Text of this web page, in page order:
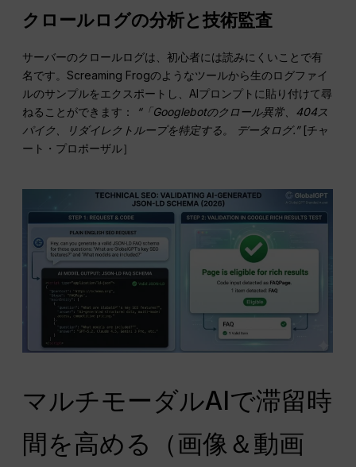
クロールログの分析と技術監査
サーバーのクロールログは、初心者には読みにくいことで有
名です。Screaming Frogのようなツールから生のログファイ
ルのサンプルをエクスポートし、AIプロンプトに貼り付けて尋
ねることができます：
“「Googlebotのクロール異常、404ス
パイク、リダイレクトループを特定する。 データログ.”[チャ
ート・プロポーザル］
マルチモーダルAIで滞留時
間を高める（画像＆動画